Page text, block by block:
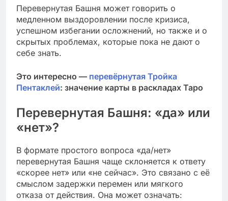
Перевернутая Башня может говорить о
медленном выздоровлении после кризиса,
успешном избегании осложнений, но также и о
скрытых проблемах, которые пока не дают о
себе знать.
Это интересно — перевёрнутая Тройка
Пентаклей: значение карты в раскладах Таро
Перевернутая Башня: «да» или
«нет»?
В формате простого вопроса «да/нет»
перевернутая Башня чаще склоняется к ответу
«скорее нет» или «не сейчас». Это связано с её
смыслом задержки перемен или мягкого
отказа от действия. Она может означать: